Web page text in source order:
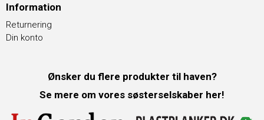
Information
Returnering
Din konto
Ønsker du flere produkter til haven?
Se mere om vores søsterselskaber her!